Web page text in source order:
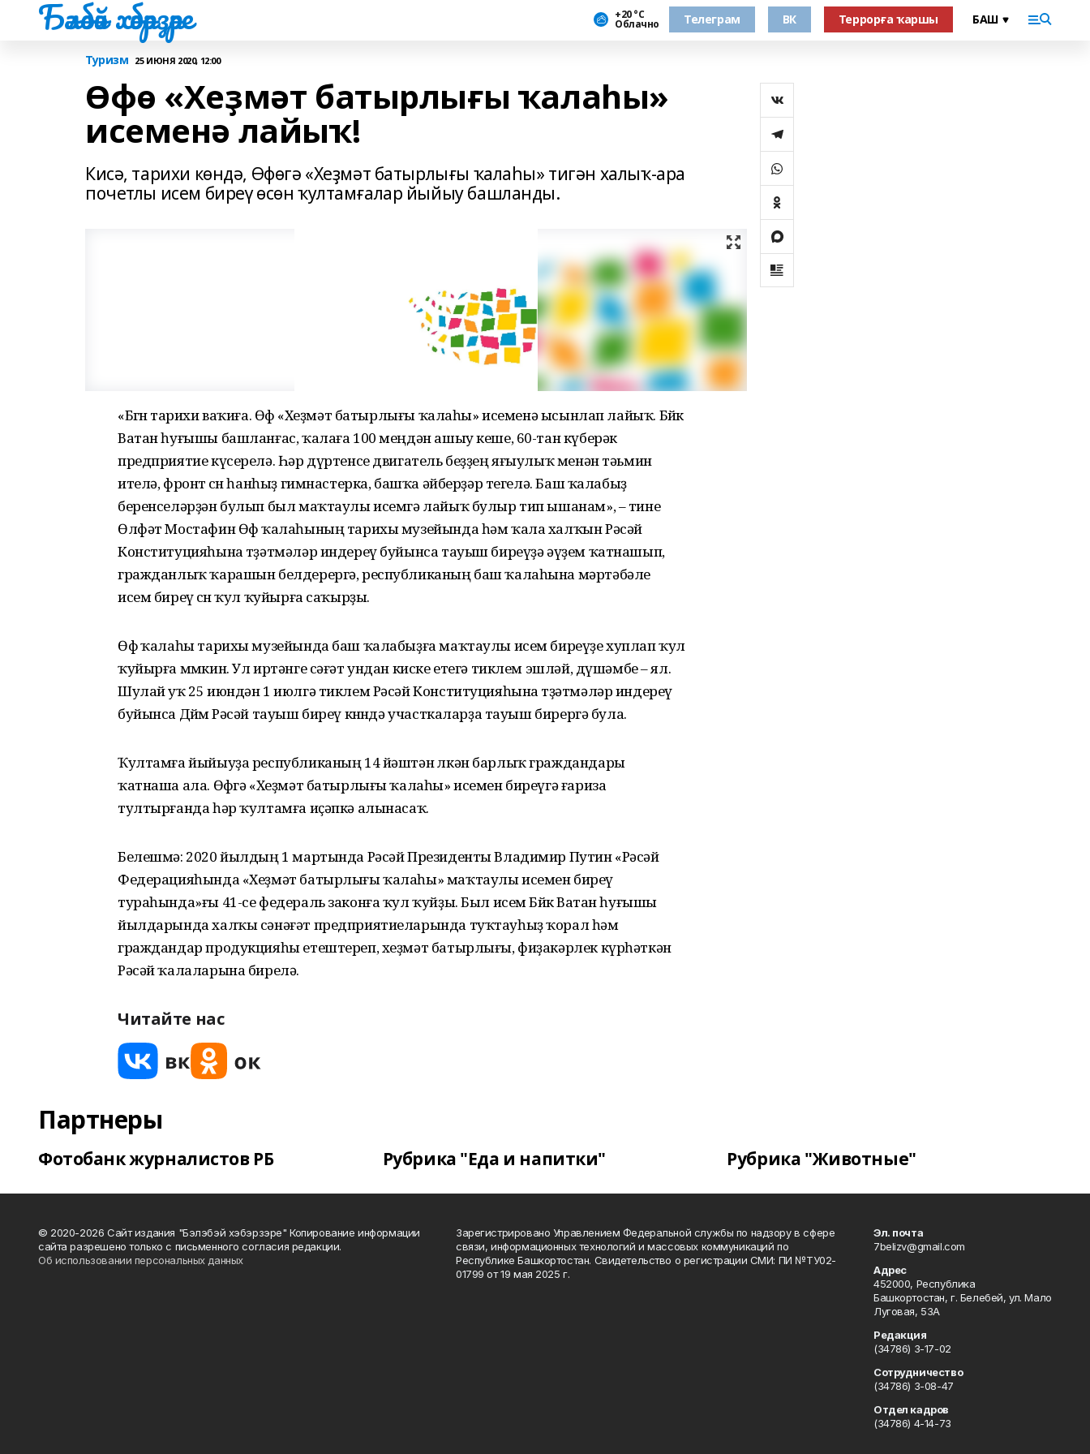
Бәләбәй хәбәрҙәре +20 °С
Облачно Телеграм ВК Террорға ҡаршы
Туризм 25 ИЮНЯ 2020, 12:00
Өфө «Хеҙмәт батырлығы ҡалаһы»
исеменә лайыҡ!
Кисә, тарихи көндә, Өфөгә «Хеҙмәт батырлығы ҡалаһы» тигән халыҡ-ара
почетлы исем биреү өсөн ҡултамғалар йыйыу башланды.
«Бөгөн тарихи ваҡиға. Өфө «Хеҙмәт батырлығы ҡалаһы» исеменә ысынлап лайыҡ. Бөйөк
Ватан һуғышы башланғас, ҡалаға 100 меңдән ашыу кеше, 60-тан күберәк
предприятие күсерелә. Һәр дүртенсе двигатель беҙҙең яғыулыҡ менән тәьмин
ителә, фронт өсөн һанһыҙ гимнастерка, башҡа әйберҙәр тегелә. Баш ҡалабыҙ
беренселәрҙән булып был маҡтаулы исемгә лайыҡ булыр тип ышанам», – тине
Өлфәт Мостафин Өфө ҡалаһының тарихы музейында һәм ҡала халҡын Рәсәй
Конституцияһына төҙәтмәләр индереү буйынса тауыш биреүҙә әүҙем ҡатнашып,
гражданлыҡ ҡарашын белдерергә, республиканың баш ҡалаһына мәртәбәле
исем биреү өсөн ҡул ҡуйырға саҡырҙы.
Өфө ҡалаһы тарихы музейында баш ҡалабыҙға маҡтаулы исем биреүҙе хуплап ҡул
ҡуйырға мөмкин. Ул иртәнге сәғәт ундан киске етегә тиклем эшләй, дүшәмбе – ял.
Шулай уҡ 25 июндән 1 июлгә тиклем Рәсәй Конституцияһына төҙәтмәләр индереү
буйынса Дөйөм Рәсәй тауыш биреү көнөндә участкаларҙа тауыш бирергә була.
Ҡултамға йыйыуҙа республиканың 14 йәштән өлкән барлыҡ граждандары
ҡатнаша ала. Өфөгә «Хеҙмәт батырлығы ҡалаһы» исемен биреүгә ғариза
тултырғанда һәр ҡултамға иҫәпкә алынасаҡ.
Белешмә: 2020 йылдың 1 мартында Рәсәй Президенты Владимир Путин «Рәсәй
Федерацияһында «Хеҙмәт батырлығы ҡалаһы» маҡтаулы исемен биреү
тураһында»ғы 41-се федераль законға ҡул ҡуйҙы. Был исем Бөйөк Ватан һуғышы
йылдарында халҡы сәнәғәт предприятиеларында туҡтауһыҙ ҡорал һәм
граждандар продукцияһы етештереп, хеҙмәт батырлығы, фиҙакәрлек күрһәткән
Рәсәй ҡалаларына бирелә.
Читайте нас
Партнеры
Фотобанк журналистов РБ Рубрика "Еда и напитки" Рубрика "Животные"
© 2020-2026 Сайт издания "Бэлэбэй хэбэрзэре" Копирование информации
сайта разрешено только с письменного согласия редакции.
Об использовании персональных данных
Зарегистрировано Управлением Федеральной службы по надзору в сфере
связи, информационных технологий и массовых коммуникаций по
Республике Башкортостан. Свидетельство о регистрации СМИ: ПИ №ТУ02-
01799 от 19 мая 2025 г.
Эл. почта
7belizv@gmail.com
Адрес
452000, Республика
Башкортостан, г. Белебей, ул. Мало
Луговая, 53А
Редакция
(34786) 3-17-02
Сотрудничество
(34786) 3-08-47
Отдел кадров
(34786) 4-14-73